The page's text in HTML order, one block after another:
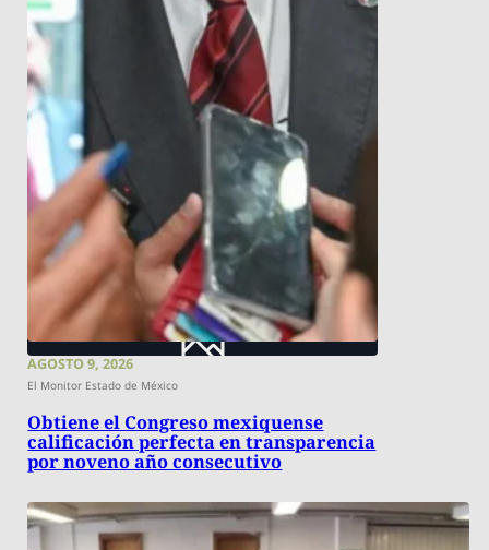
AGOSTO 9, 2026
El Monitor Estado de México
Obtiene el Congreso mexiquense
calificación perfecta en transparencia
por noveno año consecutivo